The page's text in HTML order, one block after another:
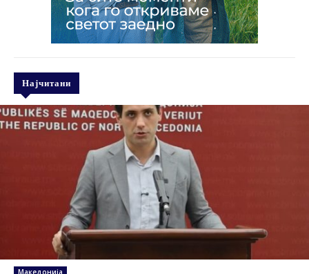
Најчитани
Македонија